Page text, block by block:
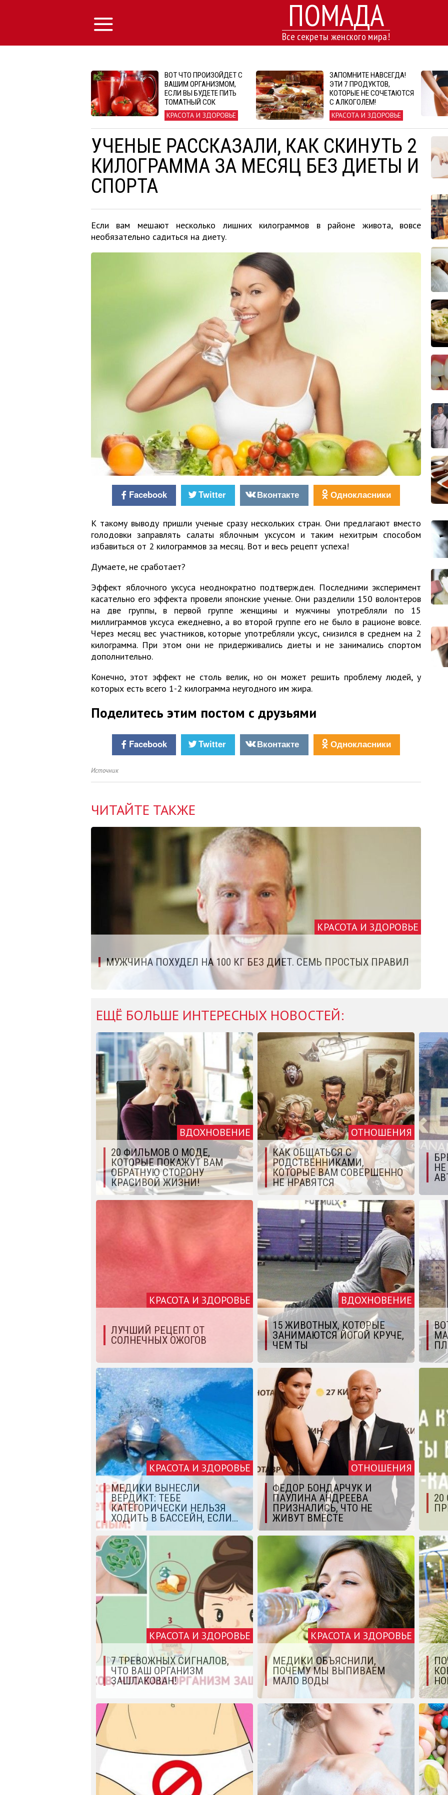
ПОМАДА
Все секреты женского мира!
ВОТ ЧТО ПРОИЗОЙДЕТ С
ВАШИМ ОРГАНИЗМОМ,
ЕСЛИ ВЫ БУДЕТЕ ПИТЬ
ТОМАТНЫЙ СОК
КРАСОТА И ЗДОРОВЬЕ
ЗАПОМНИТЕ НАВСЕГДА!
ЭТИ 7 ПРОДУКТОВ,
КОТОРЫЕ НЕ СОЧЕТАЮТСЯ
С АЛКОГОЛЕМ!
КРАСОТА И ЗДОРОВЬЕ
УЧЕНЫЕ РАССКАЗАЛИ, КАК СКИНУТЬ 2
КИЛОГРАММА ЗА МЕСЯЦ БЕЗ ДИЕТЫ И
СПОРТА
Если вам мешают несколько лишних килограммов в районе живота, вовсе
необязательно садиться на диету.
Facebook Twitter Вконтакте Однокласники
К такому выводу пришли ученые сразу нескольких стран. Они предлагают вместо
голодовки заправлять салаты яблочным уксусом и таким нехитрым способом
избавиться от 2 килограммов за месяц. Вот и весь рецепт успеха!
Думаете, не сработает?
Эффект яблочного уксуса неоднократно подтвержден. Последними эксперимент
касательно его эффекта провели японские ученые. Они разделили 150 волонтеров
на две группы, в первой группе женщины и мужчины употребляли по 15
миллиграммов уксуса ежедневно, а во второй группе его не было в рационе вовсе.
Через месяц вес участников, которые употребляли уксус, снизился в среднем на 2
килограмма. При этом они не придерживались диеты и не занимались спортом
дополнительно.
Конечно, этот эффект не столь велик, но он может решить проблему людей, у
которых есть всего 1-2 килограмма неугодного им жира.
Поделитесь этим постом с друзьями
Facebook Twitter Вконтакте Однокласники
Источник
ЧИТАЙТЕ ТАКЖЕ
КРАСОТА И ЗДОРОВЬЕ
МУЖЧИНА ПОХУДЕЛ НА 100 КГ БЕЗ ДИЕТ. СЕМЬ ПРОСТЫХ ПРАВИЛ
ЕЩЁ БОЛЬШЕ ИНТЕРЕСНЫХ НОВОСТЕЙ:
ВДОХНОВЕНИЕ
20 ФИЛЬМОВ О МОДЕ,
КОТОРЫЕ ПОКАЖУТ ВАМ
ОБРАТНУЮ СТОРОНУ
КРАСИВОЙ ЖИЗНИ!
ОТНОШЕНИЯ
КАК ОБЩАТЬСЯ С
РОДСТВЕННИКАМИ,
КОТОРЫЕ ВАМ СОВЕРШЕННО
НЕ НРАВЯТСЯ
КРАСОТА И ЗДОРОВЬЕ
ЛУЧШИЙ РЕЦЕПТ ОТ
СОЛНЕЧНЫХ ОЖОГОВ
ВДОХНОВЕНИЕ
15 ЖИВОТНЫХ, КОТОРЫЕ
ЗАНИМАЮТСЯ ЙОГОЙ КРУЧЕ,
ЧЕМ ТЫ
КРАСОТА И ЗДОРОВЬЕ
МЕДИКИ ВЫНЕСЛИ
ВЕРДИКТ: ТЕБЕ
КАТЕГОРИЧЕСКИ НЕЛЬЗЯ
ХОДИТЬ В БАССЕЙН, ЕСЛИ…
ОТНОШЕНИЯ
ФЕДОР БОНДАРЧУК И
ПАУЛИНА АНДРЕЕВА
ПРИЗНАЛИСЬ, ЧТО НЕ
ЖИВУТ ВМЕСТЕ
КРАСОТА И ЗДОРОВЬЕ
7 ТРЕВОЖНЫХ СИГНАЛОВ,
ЧТО ВАШ ОРГАНИЗМ
ЗАШЛАКОВАН!
КРАСОТА И ЗДОРОВЬЕ
МЕДИКИ ОБЪЯСНИЛИ,
ПОЧЕМУ МЫ ВЫПИВАЕМ
МАЛО ВОДЫ